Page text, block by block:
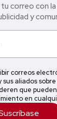
correo con
y
correos
sus aliados
que
en